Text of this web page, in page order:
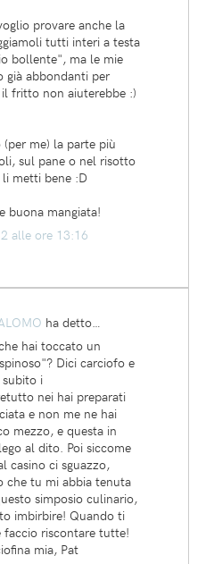
provare anche la
tutti interi a testa
bollente", ma le mie
già abbondanti per
fritto non aiuterebbe :)
(per me) la parte più
sul pane o nel risotto
metti bene :D
buona mangiata!
alle ore 13:16
ha detto…
hai toccato un
Dici carciofo e
subito i
nei hai preparati
e non me ne hai
mezzo, e questa in
al dito. Poi siccome
casino ci sguazzo,
che tu mi abbia tenuta
simposio culinario,
imbirbire! Quando ti
faccio riscontare tutte!
mia, Pat